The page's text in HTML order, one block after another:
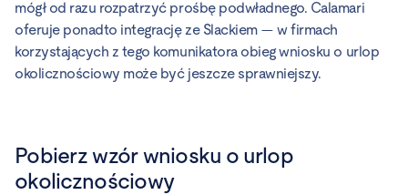
mógł od razu rozpatrzyć prośbę podwładnego. Calamari
oferuje ponadto integrację ze Slackiem — w firmach
korzystających z tego komunikatora obieg wniosku o urlop
okolicznościowy może być jeszcze sprawniejszy.
Pobierz wzór wniosku o urlop
okolicznościowy